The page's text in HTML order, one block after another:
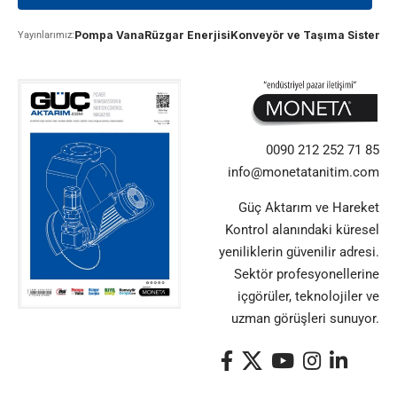
Yayınlarımız:Pompa VanaRüzgar EnerjisiKonveyör ve Taşıma
0090 212 252 71 85
info@monetatanitim.com
Güç Aktarım ve Hareket
Kontrol alanındaki küresel
yeniliklerin güvenilir adresi.
Sektör profesyonellerine
içgörüler, teknolojiler ve
uzman görüşleri sunuyor.